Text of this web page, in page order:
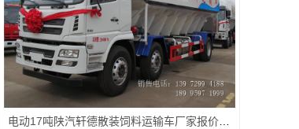
电动17吨陕汽轩德散装饲料运输车厂家报价配置